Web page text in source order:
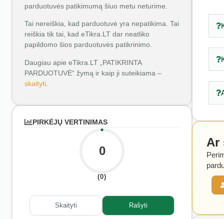
parduotuvės patikimumą šiuo metu neturime.
Tai nereiškia, kad parduotuvė yra nepatikima. Tai
reiškia tik tai, kad eTikra.LT dar neatliko
papildomo šios parduotuvės patikrinimo.
Daugiau apie eTikra.LT „PATIKRINTA
PARDUOTUVĖ“ žymą ir kaip ji suteikiama –
skaityti
PIRKĖJŲ VERTINIMAS
0
(0)
Skaityti Rašyti
Ar